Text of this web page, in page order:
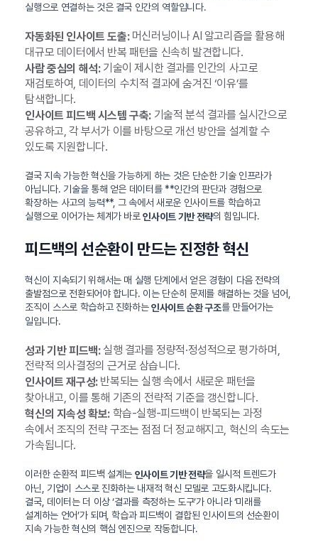
실행으로 연결하는 것은 결국 인간의 역할입니다.
자동화된 인사이트 도출:머신러닝이나 AI 알고리즘을 활용해
대규모 데이터에서 반복 패턴을 신속히 발견합니다.
사람 중심의 해석:기술이 제시한 결과를 인간의 사고로
재검토하여, 데이터의 수치적 결과에 숨겨진 ‘이유’를
탐색합니다.
인사이트 피드백 시스템 구축:기술적 분석 결과를 실시간으로
공유하고, 각 부서가 이를 바탕으로 개선 방안을 설계할 수
있도록 지원합니다.
결국 지속 가능한 혁신을 가능하게 하는 것은 단순한 기술 인프라가
아닙니다. 기술을 통해 얻은 데이터를 **인간의 판단과 경험으로
확장하는 사고의 능력**, 그 속에서 새로운 인사이트를 학습하고
실행으로 이어가는 체계가 바로인사이트 기반 전략의 힘입니다.
피드백의 선순환이 만드는 진정한 혁신
혁신이 지속되기 위해서는 매 실행 단계에서 얻은 경험이 다음 전략의
출발점으로 전환되어야 합니다. 이는 단순히 문제를 해결하는 것을 넘어,
조직이 스스로 학습하고 진화하는인사이트 순환 구조를 만들어가는
일입니다.
성과 기반 피드백:실행 결과를 정량적·정성적으로 평가하며,
전략적 의사결정의 근거로 삼습니다.
인사이트 재구성:반복되는 실행 속에서 새로운 패턴을
찾아내고, 이를 통해 기존의 전략적 기준을 갱신합니다.
혁신의 지속성 확보:학습-실행-피드백이 반복되는 과정
속에서 조직의 전략 구조는 점점 더 정교해지고, 혁신의 속도는
가속됩니다.
이러한 순환적 피드백 설계는 인사이트 기반 전략을 일시적 트렌드가
아닌, 기업이 스스로 진화하는 내재적 혁신 모델로 고도화시킵니다.
결국, 데이터는 더 이상 ‘결과를 측정하는 도구’가 아니라 ‘미래를
설계하는 언어’가 되며, 학습과 피드백이 결합된 인사이트의 선순환이
지속 가능한 혁신의 핵심 엔진으로 작동합니다.